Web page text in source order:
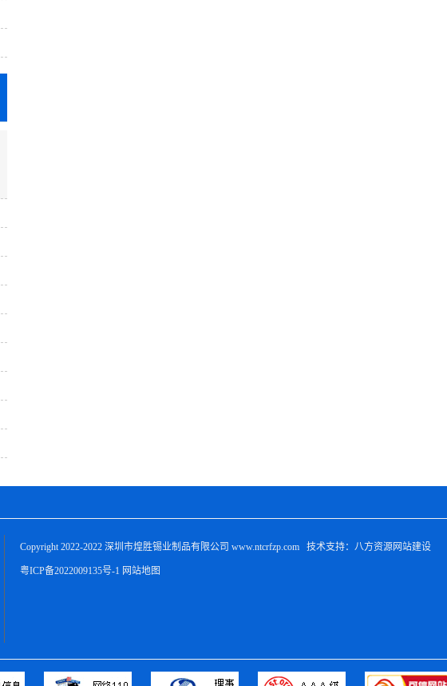
Copyright 2022-2022 深圳市煌胜锡业制品有限公司 www.ntcrfzp.com   技术支持：八方资源网站建设
粤ICP备2022009135号-1 网站地图